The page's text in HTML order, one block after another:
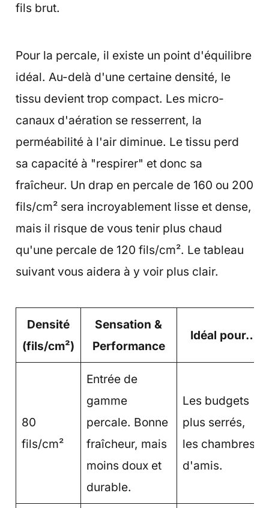
fils brut.
Pour la percale, il existe un point d'équilibre
idéal. Au-delà d'une certaine densité, le
tissu devient trop compact. Les micro-
canaux d'aération se resserrent, la
perméabilité à l'air diminue. Le tissu perd
sa capacité à "respirer" et donc sa
fraîcheur. Un drap en percale de 160 ou 200
fils/cm² sera incroyablement lisse et dense,
mais il risque de vous tenir plus chaud
qu'une percale de 120 fils/cm². Le tableau
suivant vous aidera à y voir plus clair.
Densité
(fils/cm²)
Sensation &
Performance
Idéal pour…
80
fils/cm²
Entrée de
gamme
percale. Bonne
fraîcheur, mais
moins doux et
durable.
Les budgets
plus serrés,
les chambres
d'amis.